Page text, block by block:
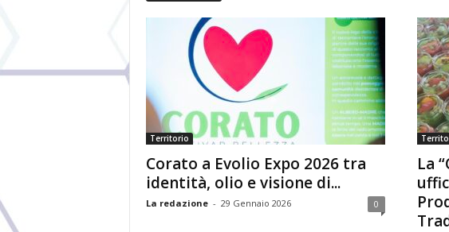
Territorio
Corato a Evolio Expo 2026 tra
identità, olio e visione di...
La redazione - 29 Gennaio 2026 0
La